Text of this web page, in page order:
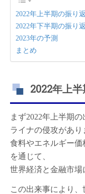
2022年上半期の振り
2022年下半期の振り
2023年の予測
まとめ
2022年上
まず2022年上半期
ライナの侵攻があり
食料やエネルギー
を通じて、
世界経済と金融市場
この出来事により